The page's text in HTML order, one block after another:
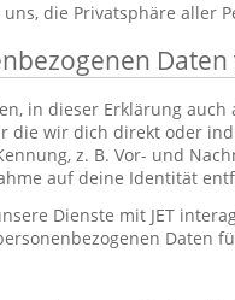
die Privatsphäre aller
in dieser Erklärung
die wir dich direkt oder
z. B. Vor- und
auf deine Identität
Dienste mit JET
Daten